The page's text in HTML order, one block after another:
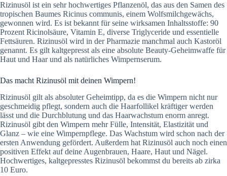
Rizinusöl ist ein sehr hochwertiges Pflanzenöl, das aus den Samen des
tropischen Baumes Ricinus communis, einem Wolfsmilchgewächs,
gewonnen wird. Es ist bekannt für seine wirksamen Inhaltsstoffe: 90
Prozent Ricinolsäure, Vitamin E, diverse Triglyceride und essentielle
Fettsäuren. Rizinusöl wird in der Pharmazie manchmal auch Kastoröl
genannt. Es gilt kaltgepresst als eine absolute Beauty-Geheimwaffe für
Haut und Haar und als natürliches Wimpernserum.
Das macht Rizinusöl mit deinen Wimpern!
Rizinusöl gilt als absoluter Geheimtipp, da es die Wimpern nicht nur
geschmeidig pflegt, sondern auch die Haarfollikel kräftiger werden
lässt und die Durchblutung und das Haarwachstum enorm anregt.
Rizinusöl gibt den Wimpern mehr Fülle, Intensität, Elastizität und
Glanz – wie eine Wimpernpflege. Das Wachstum wird schon nach der
ersten Anwendung gefördert. Außerdem hat Rizinusöl auch noch einen
positiven Effekt auf deine Augenbrauen, Haare, Haut und Nägel.
Hochwertiges, kaltgepresstes Rizinusöl bekommst du bereits ab zirka
10 Euro.